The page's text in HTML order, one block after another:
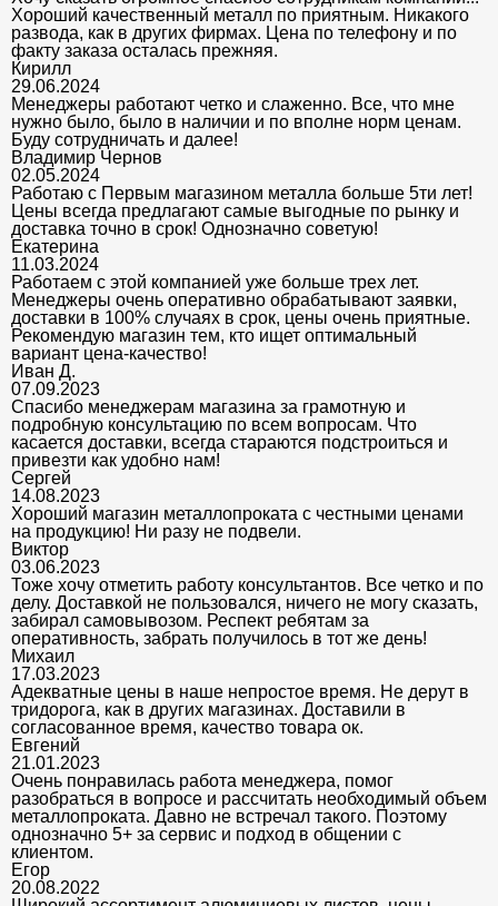
Хороший качественный металл по приятным. Никакого
развода, как в других фирмах. Цена по телефону и по
факту заказа осталась прежняя.
Кирилл
29.06.2024
Менеджеры работают четко и слаженно. Все, что мне
нужно было, было в наличии и по вполне норм ценам.
Буду сотрудничать и далее!
Владимир Чернов
02.05.2024
Работаю с Первым магазином металла больше 5ти лет!
Цены всегда предлагают самые выгодные по рынку и
доставка точно в срок! Однозначно советую!
Екатерина
11.03.2024
Работаем с этой компанией уже больше трех лет.
Менеджеры очень оперативно обрабатывают заявки,
доставки в 100% случаях в срок, цены очень приятные.
Рекомендую магазин тем, кто ищет оптимальный
вариант цена-качество!
Иван Д.
07.09.2023
Спасибо менеджерам магазина за грамотную и
подробную консультацию по всем вопросам. Что
касается доставки, всегда стараются подстроиться и
привезти как удобно нам!
Сергей
14.08.2023
Хороший магазин металлопроката с честными ценами
на продукцию! Ни разу не подвели.
Виктор
03.06.2023
Тоже хочу отметить работу консультантов. Все четко и по
делу. Доставкой не пользовался, ничего не могу сказать,
забирал самовывозом. Респект ребятам за
оперативность, забрать получилось в тот же день!
Михаил
17.03.2023
Адекватные цены в наше непростое время. Не дерут в
тридорога, как в других магазинах. Доставили в
согласованное время, качество товара ок.
Евгений
21.01.2023
Очень понравилась работа менеджера, помог
разобраться в вопросе и рассчитать необходимый объем
металлопроката. Давно не встречал такого. Поэтому
однозначно 5+ за сервис и подход в общении с
клиентом.
Егор
20.08.2022